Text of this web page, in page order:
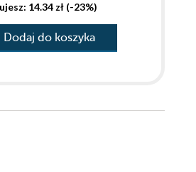
14.34 zł (-23%)
Dodaj do koszyka